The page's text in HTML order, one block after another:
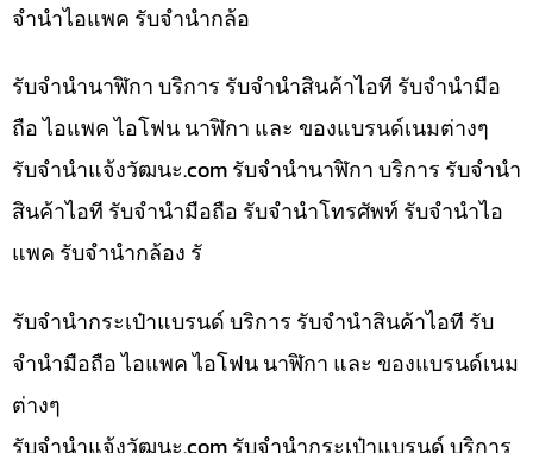
จำนำไอแพค รับจำนำกล้อ
รับจำนำนาฬิกา บริการ รับจำนำสินค้าไอที รับจำนำมือ
ถือ ไอแพค ไอโฟน นาฬิกา และ ของแบรนด์เนมต่างๆ
รับจํานําแจ้งวัฒนะ.com รับจำนำนาฬิกา บริการ รับจำนำ
สินค้าไอที รับจำนำมือถือ รับจำนำโทรศัพท์ รับจำนำไอ
แพค รับจำนำกล้อง รั
รับจำนำกระเป๋าแบรนด์ บริการ รับจำนำสินค้าไอที รับ
จำนำมือถือ ไอแพค ไอโฟน นาฬิกา และ ของแบรนด์เนม
ต่างๆ
รับจํานําแจ้งวัฒนะ.com รับจำนำกระเป๋าแบรนด์ บริการ